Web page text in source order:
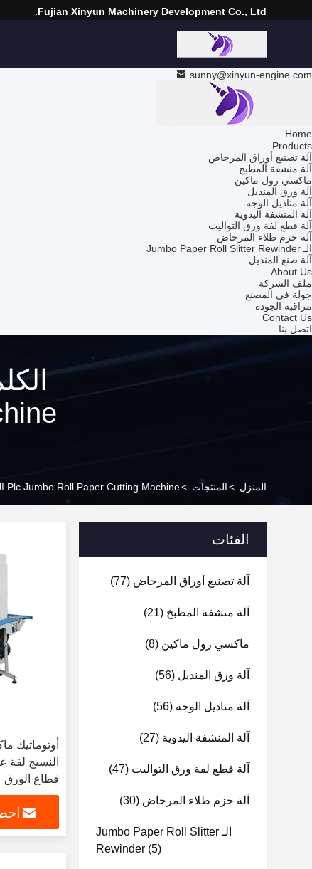
Fujian Xinyun Machinery Development Co., Ltd.
sunny@xinyun-engine.com
Home
Products
آلة تصنيع أوراق المرحاض
آلة منشفة المطبخ
ماكسي رول ماكين
آلة ورق المنديل
آلة مناديل الوجه
آلة المنشفة اليدوية
آلة قطع لفة ورق التواليت
آلة حزم طلاء المرحاض
الـ Jumbo Paper Roll Slitter Rewinder
آلة صنع المنديل
About Us
ملف الشركة
جولة في المصنع
مراقبة الجودة
Contact Us
اتصل بنا
المنزل >المنتجات >Plc Jumbo Roll Paper Cutting Machine الشركة المصنعة عبر الإنترنت
الفئات
آلة تصنيع أوراق المرحاض (77)
آلة منشفة المطبخ (21)
ماكسي رول ماكين (8)
آلة ورق المنديل (56)
آلة مناديل الوجه (56)
آلة المنشفة اليدوية (27)
آلة قطع لفة ورق التواليت (47)
آلة حزم طلاء المرحاض (30)
الـ Jumbo Paper Roll Slitter
Rewinder (5)
أوتوماتيك
النسيج
قطاع الورق